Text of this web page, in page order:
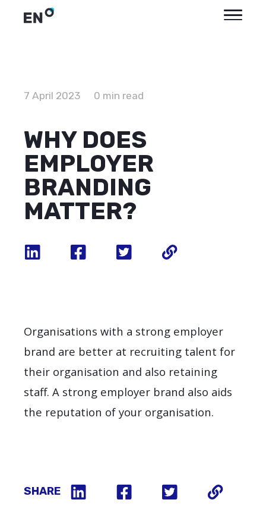
7 April 2023 0 min read
WHY DOES
EMPLOYER
BRANDING
MATTER?
Organisations with a strong employer
brand are better at recruiting talent for
their organisation and also retaining
staff. A strong employer brand also aids
the reputation of your organisation.
SHARE